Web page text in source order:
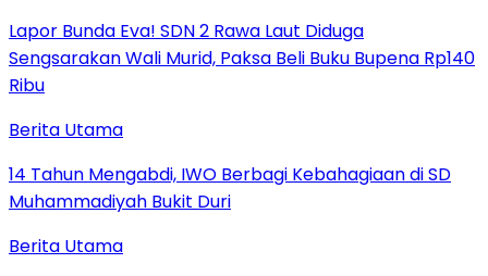
Lapor Bunda Eva! SDN 2 Rawa Laut Diduga
Sengsarakan Wali Murid, Paksa Beli Buku Bupena Rp140
Ribu
Berita Utama
14 Tahun Mengabdi, IWO Berbagi Kebahagiaan di SD
Muhammadiyah Bukit Duri
Berita Utama